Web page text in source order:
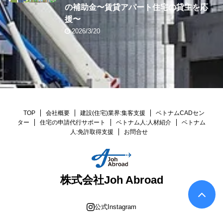
の補助金〜賃貸アパート住宅の貸主を応
援〜
2026/3/20
TOP 会社概要 建設(住宅)業界:集客支援
ベトナムCADセン
ター
住宅の申請代行サポート ベトナム人:人材紹介
ベトナム
人:免許取得支援
お問合せ
株式会社Joh Abroad
公式Instagram